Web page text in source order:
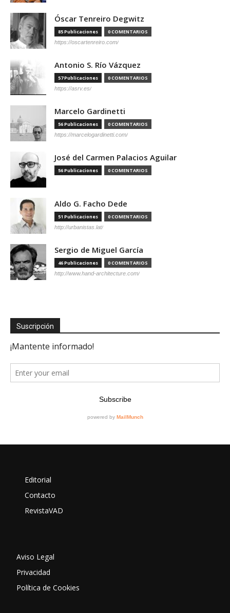
Óscar Tenreiro Degwitz
85 Publicaciones 0 COMENTARIOS
https://oscartenreiro.com/
Antonio S. Río Vázquez
57 Publicaciones 0 COMENTARIOS
https://asrv.es/
Marcelo Gardinetti
56 Publicaciones 0 COMENTARIOS
https://marcelogardinetti.com/
José del Carmen Palacios Aguilar
56 Publicaciones 0 COMENTARIOS
Aldo G. Facho Dede
51 Publicaciones 0 COMENTARIOS
http://urbanistas.lat/
Sergio de Miguel García
46 Publicaciones 0 COMENTARIOS
http://www.hand-architecture.com/
Suscripción
Editorial
Contacto
RevistaVAD
Aviso Legal
Privacidad
Política de Cookies